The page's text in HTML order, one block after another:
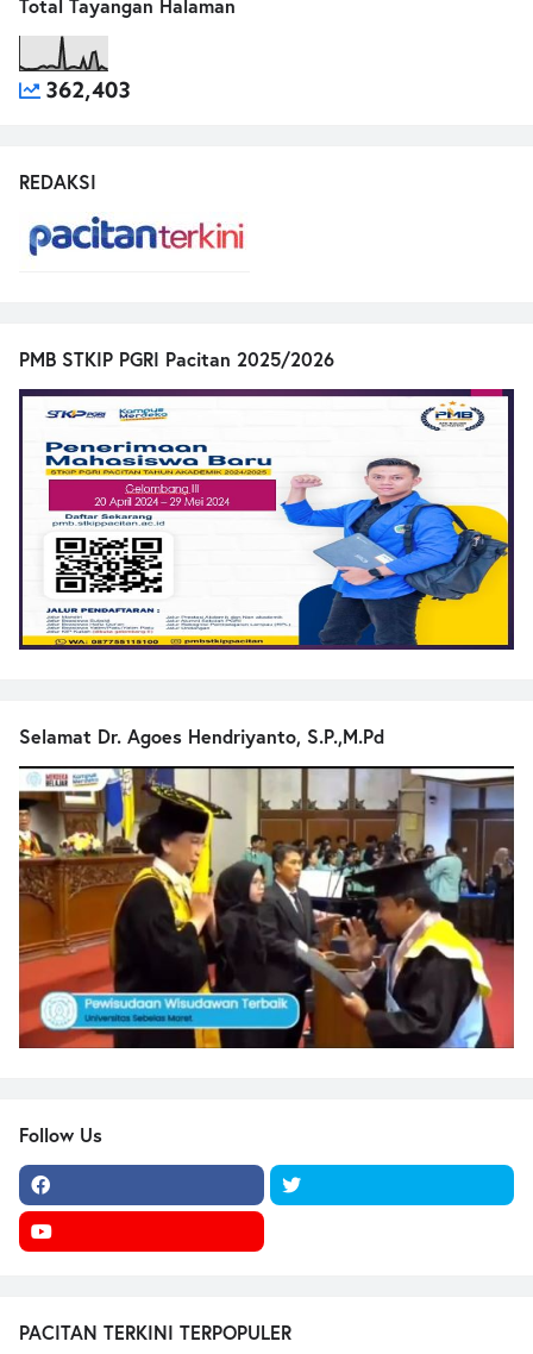
Total Tayangan Halaman
362,403
REDAKSI
PMB STKIP PGRI Pacitan 2025/2026
Selamat Dr. Agoes Hendriyanto, S.P.,M.Pd
Follow Us
PACITAN TERKINI TERPOPULER